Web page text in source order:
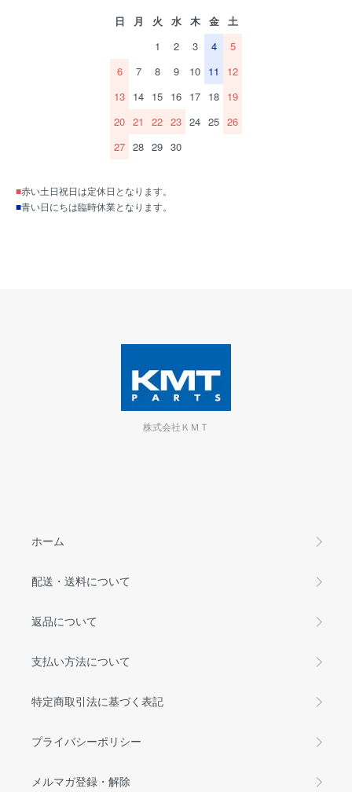
日 月 火 水 木 金
土
1
2 3 4
5
6
7 8 9 10 11
12
13 14 15 16 17 18 19
20 21 22 23 24 25 26
27 28 29 30
■赤い土日祝日は定休日となります。
■青い日にちは臨時休業となります。
株式会社ＫＭＴ
ホーム
配送・送料について
返品について
支払い方法について
特定商取引法に基づく表記
プライバシーポリシー
メルマガ登録・解除